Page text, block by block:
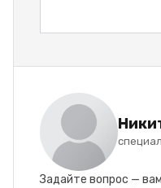
Задайте вопрос —